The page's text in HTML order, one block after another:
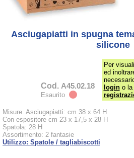
Asciugapiatti in spugna
silicone
Cod. A45.02.18
Esaurito
Per
ed
logino la
Misure: Asciugapiatti: cm 38 x 64 H
Con espositore cm 23 x 17,5 x 28 H
Spatola: 28 H
Assortimento: 2 fantasie
Utilizzo: Spatole / tagliabiscotti